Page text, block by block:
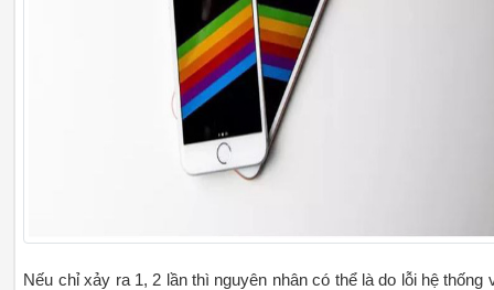
Nếu chỉ xảy ra 1, 2 lần thì nguyên nhân có thể là do lỗi hệ thống